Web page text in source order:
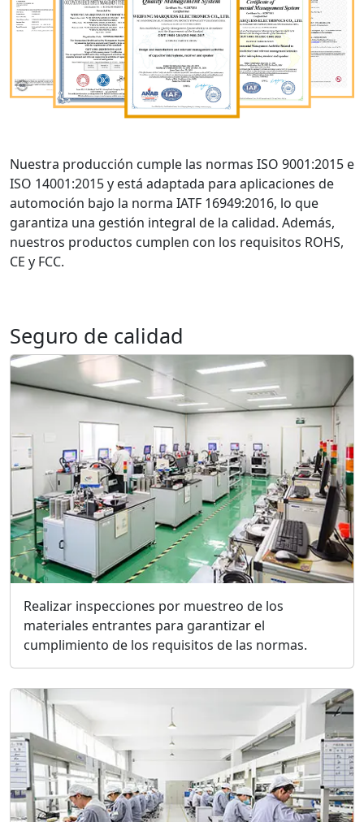
Nuestra producción cumple las normas ISO 9001:2015 e
ISO 14001:2015 y está adaptada para aplicaciones de
automoción bajo la norma IATF 16949:2016, lo que
garantiza una gestión integral de la calidad. Además,
nuestros productos cumplen con los requisitos ROHS,
CE y FCC.
Seguro de calidad
Realizar inspecciones por muestreo de los
materiales entrantes para garantizar el
cumplimiento de los requisitos de las normas.